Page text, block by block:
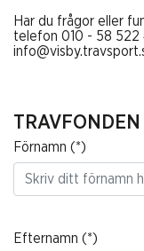
Har du frågor eller
telefon 010 - 58 522
Förnamn
Efternamn